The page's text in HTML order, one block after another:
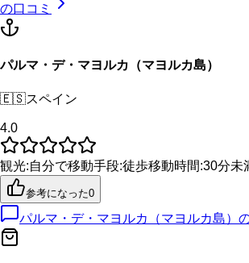
の口コミ
パルマ・デ・マヨルカ（マヨルカ島）
🇪🇸スペイン
4.0
観光:自分で移動手段:徒歩移動時間:30分未
参考になった0
パルマ・デ・マヨルカ（マヨルカ島）